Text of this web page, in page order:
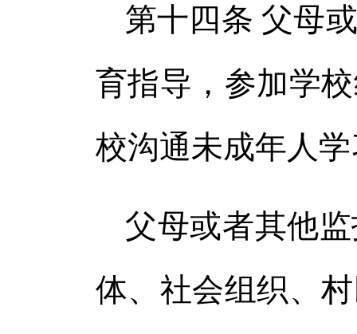
第十四条 父母
育指导，参加学
校沟通未成年人
父母或者其他
体、社会组织、